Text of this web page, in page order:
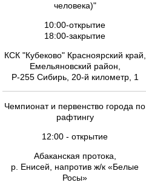
человека)"
10:00-открытие
18:00-закрытие
КСК "Кубеково" Красноярский край,
Емельяновский район,
Р-255 Сибирь, 20-й километр, 1
Чемпионат и первенство города по
рафтингу
12:00 - открытие
Абаканская протока,
р. Енисей, напротив ж/к «Белые
Росы»